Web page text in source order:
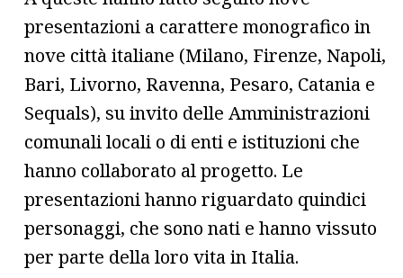
presentazioni a carattere monografico in
nove città italiane (Milano, Firenze, Napoli,
Bari, Livorno, Ravenna, Pesaro, Catania e
Sequals), su invito delle Amministrazioni
comunali locali o di enti e istituzioni che
hanno collaborato al progetto. Le
presentazioni hanno riguardato quindici
personaggi, che sono nati e hanno vissuto
per parte della loro vita in Italia.